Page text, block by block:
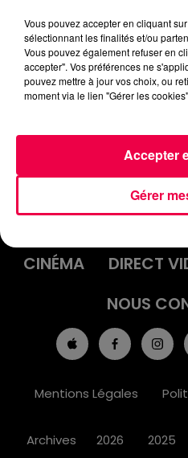
podcasts/2023/06/
ACCUEIL
CINÉMA
DIRECT
NOUS
Mentions Légales
Archives 2026 2025
Vous pouvez accepter en cliquant
sélectionnant les finalités et/ou
Vous pouvez également refuser en
accepter". Vos préférences ne
pouvez mettre à jour vos choix, ou
moment via le lien "Gérer les
Gérer
Accepter